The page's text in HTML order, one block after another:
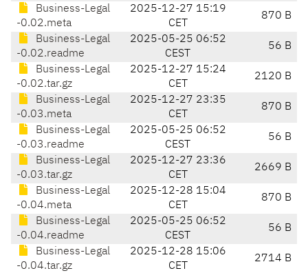
Business-Legal
-0.02.meta
2025-12-27 15:19
CET
870 B
Business-Legal
-0.02.readme
2025-05-25 06:52
CEST
56 B
Business-Legal
-0.02.tar.gz
2025-12-27 15:24
CET
2120 B
Business-Legal
-0.03.meta
2025-12-27 23:35
CET
870 B
Business-Legal
-0.03.readme
2025-05-25 06:52
CEST
56 B
Business-Legal
-0.03.tar.gz
2025-12-27 23:36
CET
2669 B
Business-Legal
-0.04.meta
2025-12-28 15:04
CET
870 B
Business-Legal
-0.04.readme
2025-05-25 06:52
CEST
56 B
Business-Legal
-0.04.tar.gz
2025-12-28 15:06
CET
2714 B